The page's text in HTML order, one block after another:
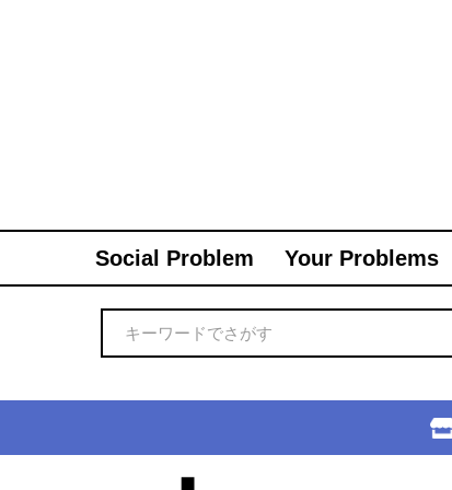
Social Problem Your Problems